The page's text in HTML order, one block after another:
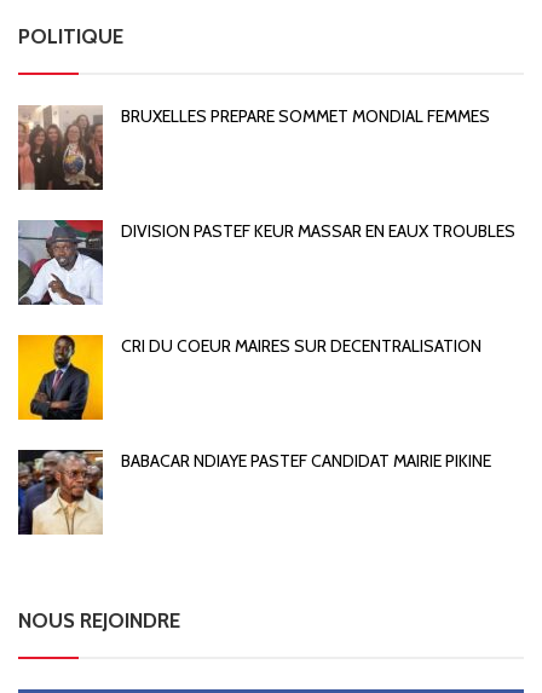
POLITIQUE
BRUXELLES PREPARE SOMMET MONDIAL FEMMES
DIVISION PASTEF KEUR MASSAR EN EAUX TROUBLES
CRI DU COEUR MAIRES SUR DECENTRALISATION
BABACAR NDIAYE PASTEF CANDIDAT MAIRIE PIKINE
NOUS REJOINDRE